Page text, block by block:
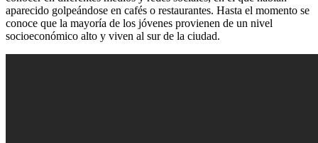
aparecido golpeándose en cafés o restaurantes. Hasta el momento se
conoce que la mayoría de los jóvenes provienen de un nivel
socioeconómico alto y viven al sur de la ciudad.